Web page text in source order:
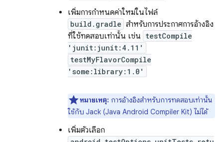
เพิ่มการกำหนดค่าใหม่ในไฟล์
build.gradle สำหรับการประกาศการอ้างอิง
ที่ใช้ทดสอบเท่านั้น เช่น testCompile
'junit:junit:4.11'
testMyFlavorCompile
'some:library:1.0'
หมายเหตุ: การอ้างอิงสำหรับการทดสอบเท่านั้น
ใช้กับ Jack (Java Android Compiler Kit) ไม่ได้
เพิ่มตัวเลือก